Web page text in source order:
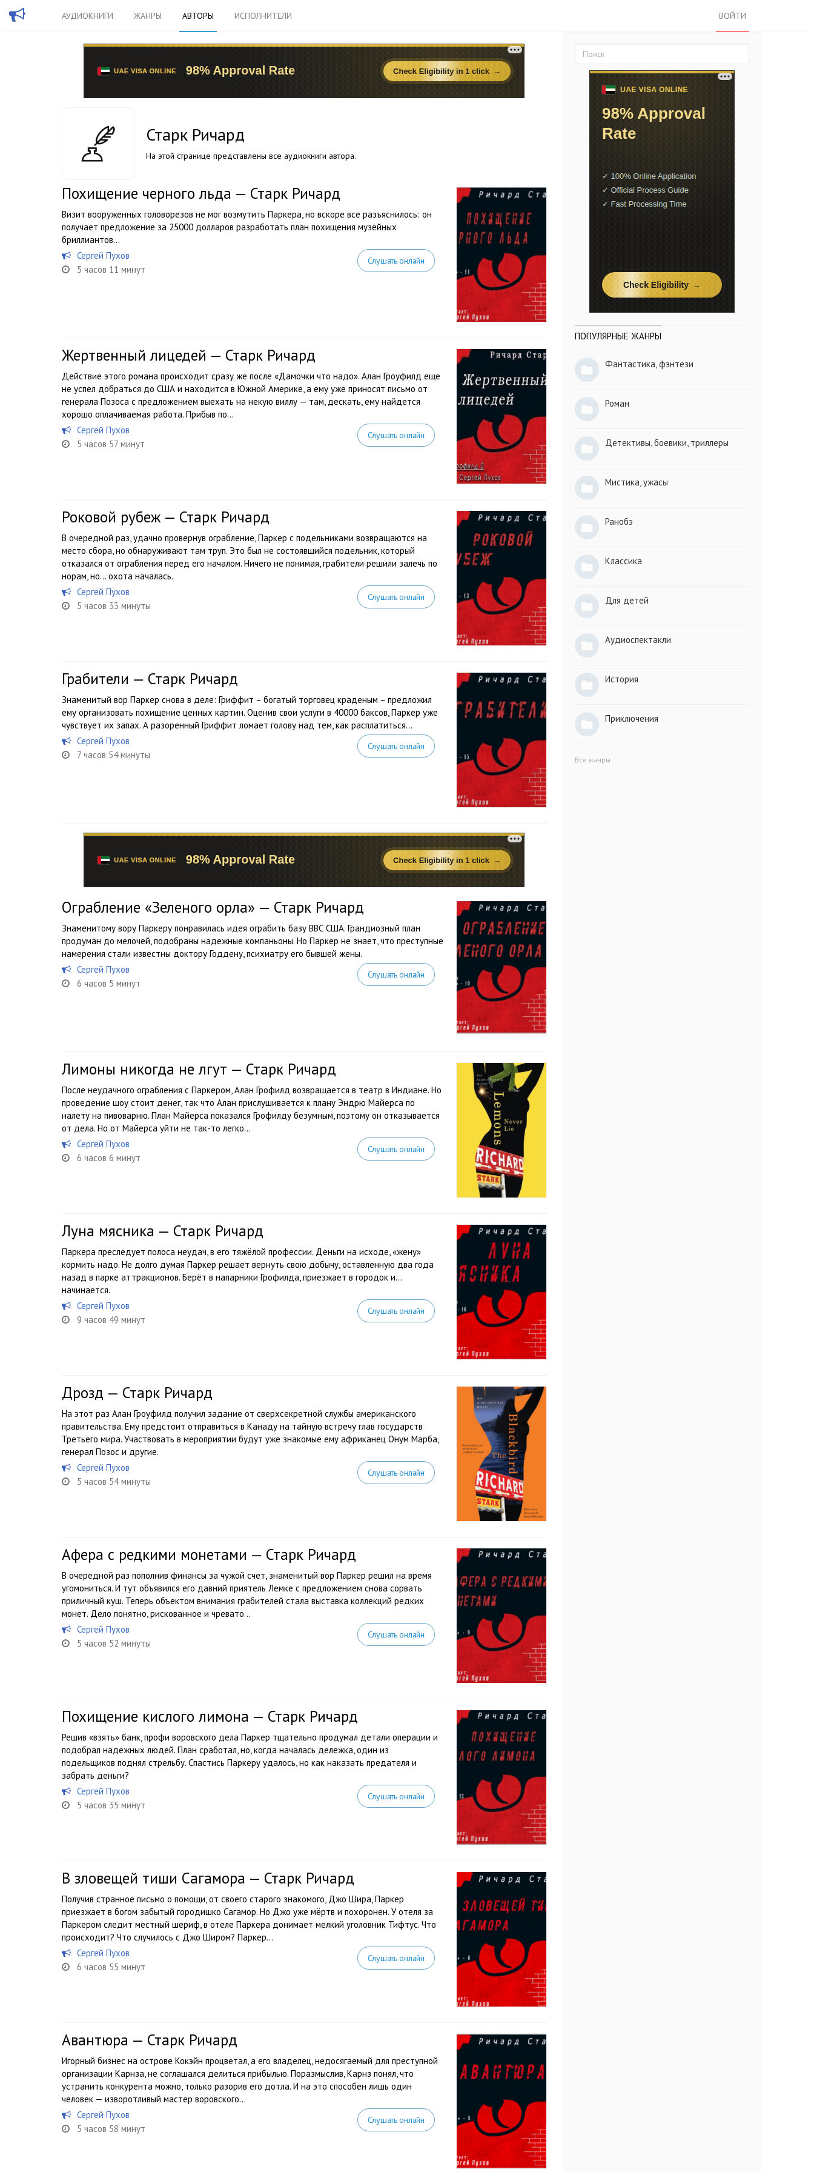
АУДИОКНИГИ ЖАНРЫ АВТОРЫ ИСПОЛНИТЕЛИ ВОЙТИ
Старк Ричард
На этой странице представлены все аудиокниги автора.
Похищение черного льда — Старк Ричард
Визит вооруженных головорезов не мог возмутить Паркера, но вскоре все разъяснилось: он
получает предложение за 25000 долларов разработать план похищения музейных
бриллиантов…
Сергей Пухов
5 часов 11 минут
Слушать онлайн
Жертвенный лицедей — Старк Ричард
Действие этого романа происходит сразу же после «Дамочки что надо». Алан Гроуфилд еще
не успел добраться до США и находится в Южной Америке, а ему уже приносят письмо от
генерала Позоса с предложением выехать на некую виллу — там, дескать, ему найдется
хорошо оплачиваемая работа. Прибыв по...
Сергей Пухов
5 часов 57 минут
Слушать онлайн
Роковой рубеж — Старк Ричард
В очередной раз, удачно провернув ограбление, Паркер с подельниками возвращаются на
место сбора, но обнаруживают там труп. Это был не состоявшийся подельник, который
отказался от ограбления перед его началом. Ничего не понимая, грабители решили залечь по
норам, но… охота началась.
Сергей Пухов
5 часов 33 минуты
Слушать онлайн
Грабители — Старк Ричард
Знаменитый вор Паркер снова в деле: Гриффит – богатый торговец краденым – предложил
ему организовать похищение ценных картин. Оценив свои услуги в 40000 баксов, Паркер уже
чувствует их запах. А разоренный Гриффит ломает голову над тем, как расплатиться…
Сергей Пухов
7 часов 54 минуты
Слушать онлайн
Ограбление «Зеленого орла» — Старк Ричард
Знаменитому вору Паркеру понравилась идея ограбить базу ВВС США. Грандиозный план
продуман до мелочей, подобраны надежные компаньоны. Но Паркер не знает, что преступные
намерения стали известны доктору Годдену, психиатру его бывшей жены.
Сергей Пухов
6 часов 5 минут
Слушать онлайн
Лимоны никогда не лгут — Старк Ричард
После неудачного ограбления с Паркером, Алан Грофилд возвращается в театр в Индиане. Но
проведение шоу стоит денег, так что Алан прислушивается к плану Эндрю Майерса по
налету на пивоварню. План Майерса показался Грофилду безумным, поэтому он отказывается
от дела. Но от Майерса уйти не так-то легко…
Сергей Пухов
6 часов 6 минут
Слушать онлайн
Луна мясника — Старк Ричард
Паркера преследует полоса неудач, в его тяжёлой профессии. Деньги на исходе, «жену»
кормить надо. Не долго думая Паркер решает вернуть свою добычу, оставленную два года
назад в парке аттракционов. Берёт в напарники Грофилда, приезжает в городок и…
начинается.
Сергей Пухов
9 часов 49 минут
Слушать онлайн
Дрозд — Старк Ричард
На этот раз Алан Гроуфилд получил задание от сверхсекретной службы американского
правительства. Ему предстоит отправиться в Канаду на тайную встречу глав государств
Третьего мира. Участвовать в мероприятии будут уже знакомые ему африканец Онум Марба,
генерал Позос и другие.
Сергей Пухов
5 часов 54 минуты
Слушать онлайн
Афера с редкими монетами — Старк Ричард
В очередной раз пополнив финансы за чужой счет, знаменитый вор Паркер решил на время
угомониться. И тут объявился его давний приятель Лемке с предложением снова сорвать
приличный куш. Теперь объектом внимания грабителей стала выставка коллекций редких
монет. Дело понятно, рискованное и чревато...
Сергей Пухов
5 часов 52 минуты
Слушать онлайн
Похищение кислого лимона — Старк Ричард
Решив «взять» банк, профи воровского дела Паркер тщательно продумал детали операции и
подобрал надежных людей. План сработал, но, когда началась дележка, один из
подельщиков поднял стрельбу. Спастись Паркеру удалось, но как наказать предателя и
забрать деньги?
Сергей Пухов
5 часов 35 минут
Слушать онлайн
В зловещей тиши Сагамора — Старк Ричард
Получив странное письмо о помощи, от своего старого знакомого, Джо Шира, Паркер
приезжает в богом забытый городишко Сагамор. Но Джо уже мёртв и похоронен. У отеля за
Паркером следит местный шериф, в отеле Паркера донимает мелкий уголовник Тифтус. Что
происходит? Что случилось с Джо Широм? Паркер...
Сергей Пухов
6 часов 55 минут
Слушать онлайн
Авантюра — Старк Ричард
Игорный бизнес на острове Кокэйн процветал, а его владелец, недосягаемый для преступной
организации Карнза, не соглашался делиться прибылью. Поразмыслив, Карнз понял, что
устранить конкурента можно, только разорив его дотла. И на это способен лишь один
человек — изворотливый мастер воровского...
Сергей Пухов
5 часов 58 минут
Слушать онлайн
ПОПУЛЯРНЫЕ ЖАНРЫ
Фантастика, фэнтези
Роман
Детективы, боевики, триллеры
Мистика, ужасы
Ранобэ
Классика
Для детей
Аудиоспектакли
История
Приключения
Все жанры